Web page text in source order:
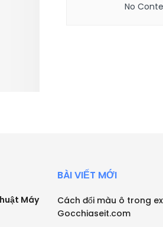
No
Máy
BÀI VIẾT MỚI
Cách đổi màu ô trong
Gocchiaseit.com